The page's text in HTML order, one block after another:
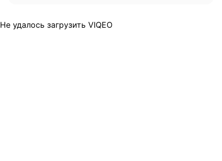
Не удалось загрузить VIQEO